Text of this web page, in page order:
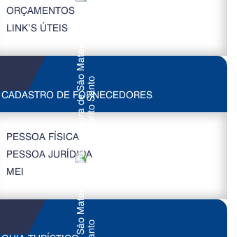
ORÇAMENTOS
LINK’S ÚTEIS
CADASTRO DE FORNECEDORES
PESSOA FÍSICA
PESSOA JURÍDICA
MEI